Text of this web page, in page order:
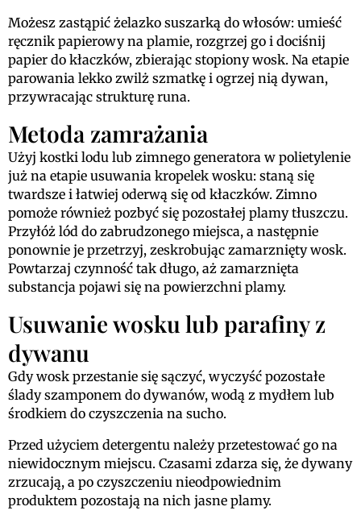
Możesz zastąpić żelazko suszarką do włosów: umieść
ręcznik papierowy na plamie, rozgrzej go i dociśnij
papier do kłaczków, zbierając stopiony wosk. Na etapie
parowania lekko zwilż szmatkę i ogrzej nią dywan,
przywracając strukturę runa.
Metoda zamrażania
Użyj kostki lodu lub zimnego generatora w polietylenie
już na etapie usuwania kropelek wosku: staną się
twardsze i łatwiej oderwą się od kłaczków. Zimno
pomoże również pozbyć się pozostałej plamy tłuszczu.
Przyłóż lód do zabrudzonego miejsca, a następnie
ponownie je przetrzyj, zeskrobując zamarznięty wosk.
Powtarzaj czynność tak długo, aż zamarznięta
substancja pojawi się na powierzchni plamy.
Usuwanie wosku lub parafiny z
dywanu
Gdy wosk przestanie się sączyć, wyczyść pozostałe
ślady szamponem do dywanów, wodą z mydłem lub
środkiem do czyszczenia na sucho.
Przed użyciem detergentu należy przetestować go na
niewidocznym miejscu. Czasami zdarza się, że dywany
zrzucają, a po czyszczeniu nieodpowiednim
produktem pozostają na nich jasne plamy.